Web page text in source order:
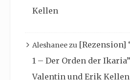
Kellen
Aleshanee zu [Rezension]
1 – Der Orden der
Valentin und Erik Kellen